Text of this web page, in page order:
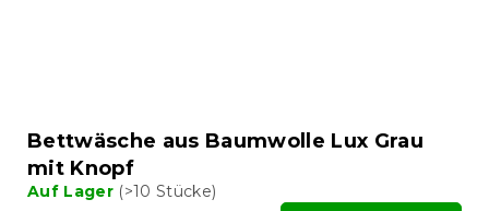
Bettwäsche aus Baumwolle Lux Grau
mit Knopf
Auf Lager (>10 Stücke)